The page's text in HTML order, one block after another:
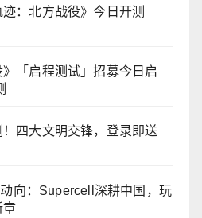
：北方战役》今日开测
》「启程测试」招募今日启
！四大文明交锋，登录即送
向：Supercell深耕中国，玩
章